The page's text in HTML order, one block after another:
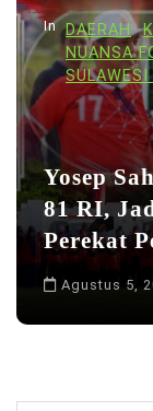
In DAERAH
NUANSA
Yosep
81 RI,
Perekat
Agustus 5,